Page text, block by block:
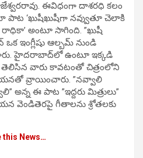
ఈవిధంగా దాశరధి కలం
‘ఖుషీఖుషీగా నవ్వుతూ చెలాకి
అంటూ సాగింది. ”ఖుషీ
ఇంగ్లీషు ఆల్బమ్‌ నుండి
హైదరాబాద్‌లో ఉంటూ ఇక్కడి
తెలిసిన వారు కావటంతో చిత్రంలోని
వ్రాయించారు. ”నవ్వాలి
అన్న ఈ పాట ”ఇద్దరు మిత్రులు”
వెండితెరపై గీతాలను శ్రోతలకు
this News…